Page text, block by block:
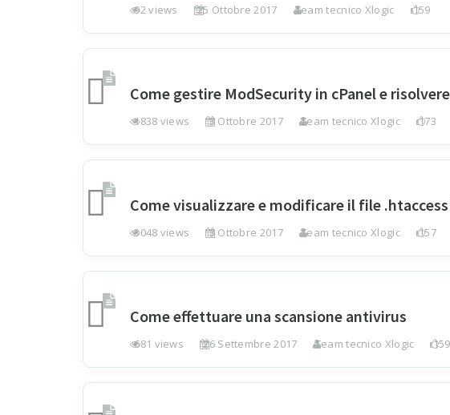
92 views 25 Ottobre 2017 Team tecnico Xlogic 159
Come gestire ModSecurity in cPanel e
1838 views 3 Ottobre 2017 Team tecnico Xlogic 173
Come visualizzare e modificare il file
3048 views 3 Ottobre 2017 Team tecnico Xlogic 157
Come effettuare una scansione antivirus
681 views 26 Settembre 2017 Team tecnico Xlogic 159